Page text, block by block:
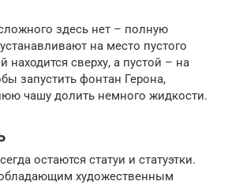
здесь нет – полную
на место пустого
находится сверху, а пустой – на
запустить фонтан Герона,
чашу долить немного жидкости.
остаются статуи и статуэтки.
художественным